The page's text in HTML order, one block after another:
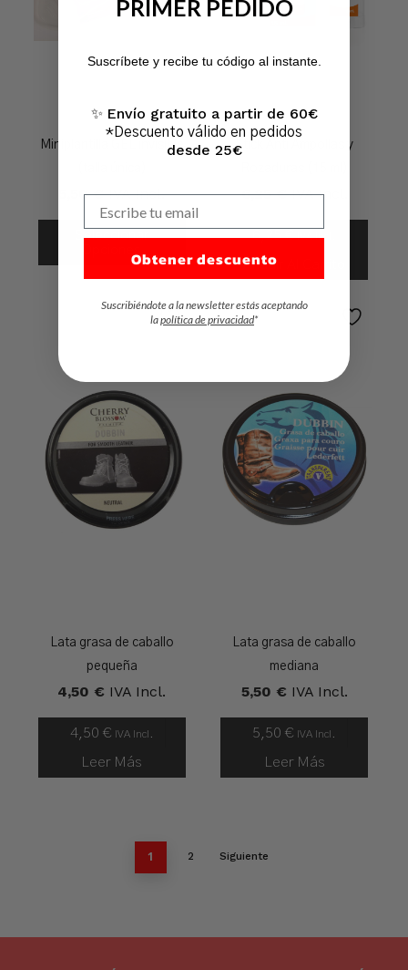
Miniplantilla GEL invisible
5,50€ IVA Incl.
Seleccionar
Stick Anti Ampollas y
6,25€ IVA Incl.
6,25€ IVA Incl.
Añadir Al Carrito
Lata grasa de caballo
pequeña
4,50 € IVA Incl.
4,50 € IVA Incl.
Leer Más
Lata grasa de caballo
mediana
5,50 € IVA Incl.
5,50€ IVA Incl.
Leer Más
1 2 Siguiente
PRIMER PEDIDO
Suscríbete y recibe tu código al instante.
✨ Envío gratuito a partir de 60€
*Descuento válido en pedidos
desde 25€
Obtener descuento
Suscribiéndote a la newsletter estás aceptando
lapolítica de privacidad*